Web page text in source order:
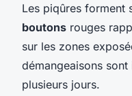
Les piqûres forment
boutons rouges
sur les zones
démangeaisons
plusieurs jours.